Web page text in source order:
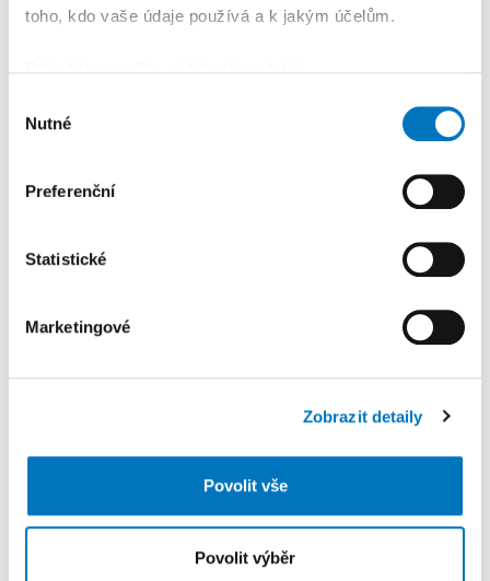
toho, kdo vaše údaje používá a k jakým účelům.
poloze, které mohou být přesné na několik metrů
skenování pro konkrétní charakteristiky (otisk prstu)
Zjistěte více o tom, jak zpracováváme vaše osobní
Svůj souhlas můžete kdykoliv změnit nebo odvolat v
K personalizaci obsahu a reklam, poskytování funkcí
sdílíme se svými partnery pro sociální média, inzerci a
získali v důsledku toho, že používáte jejich služby.
souhlasu
Nutné
Preferenční
Statistické
Marketingové
Zobrazit detaily
Povolit vše
Povolit výběr
PETRA KLEMENTOVÁ
PETRA KLEMENTOVÁ